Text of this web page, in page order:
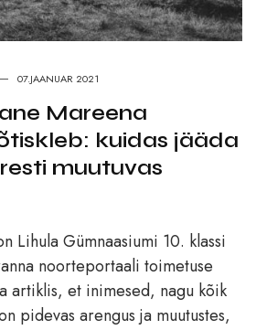
07.JAANUAR 2021
Mareena
kuidas jääda
muutuvas
Lihula Gümnaasiumi 10. klassi
noorteportaali toimetuse
artiklis, et inimesed, nagu kõik
pidevas arengus ja muutustes,